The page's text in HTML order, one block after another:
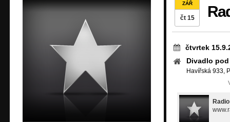
ZÁŘ
čt 15
čtvrtek
Divadlo
Havířská 933,